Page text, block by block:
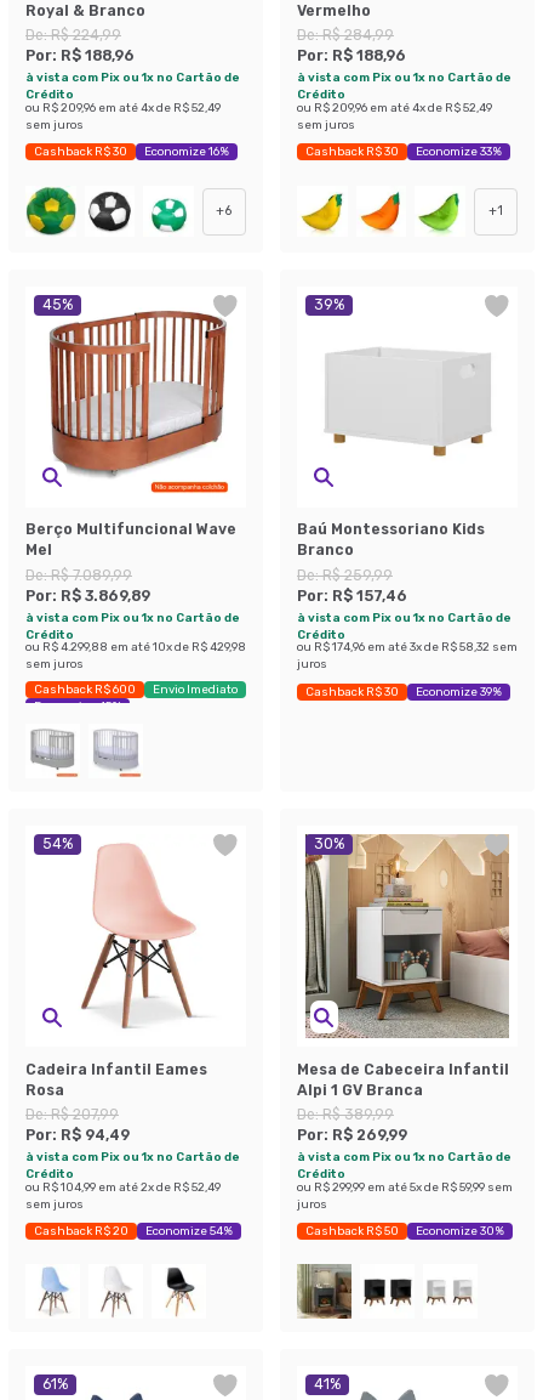
Royal & Branco
De:R$ 224,99
Por: R$ 188,96
à vista com Pix ou 1x no Cartão de
Crédito
ou R$ 209,96 em até4x de R$ 52,49
sem juros
Cashback R$ 30 Economize 16%
+6
Vermelho
De:R$ 284,99
Por: R$ 188,96
à vista com Pix ou 1x no Cartão de
Crédito
ou R$ 209,96 em até4x de R$ 52,49
sem juros
Cashback R$ 30 Economize 33%
+1
45%
Berço Multifuncional Wave
Mel
De:R$ 7.089,99
Por: R$ 3.869,89
à vista com Pix ou 1x no Cartão de
Crédito
ou R$ 4.299,88 em até10x de R$ 429,98
sem juros
Cashback R$ 600
Envio Imediato
Economize 45%
39%
Baú Montessoriano Kids
Branco
De:R$ 259,99
Por: R$ 157,46
à vista com Pix ou 1x no Cartão de
Crédito
ou R$ 174,96 em até3x de R$ 58,32 sem
juros
Cashback R$ 30 Economize 39%
54%
Cadeira Infantil Eames
Rosa
De:R$ 207,99
Por: R$ 94,49
à vista com Pix ou 1x no Cartão de
Crédito
ou R$ 104,99 em até2x de R$ 52,49
sem juros
Cashback R$ 20 Economize 54%
30%
Mesa de Cabeceira Infantil
Alpi 1 GV Branca
De:R$ 389,99
Por: R$ 269,99
à vista com Pix ou 1x no Cartão de
Crédito
ou R$ 299,99 em até5x de R$ 59,99 sem
juros
Cashback R$ 50 Economize 30%
61% 41%